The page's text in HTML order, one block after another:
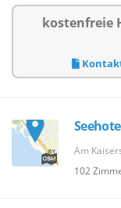
kostenfreie
Am
102